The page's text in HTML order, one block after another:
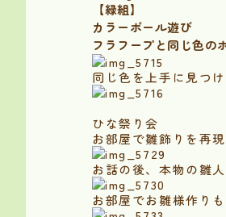
【緑組】
カラーボール遊び
フラフープと同じ色の
同じ色を上手に見つ
ひな祭り会
お部屋で雛飾りを再
お話の後、本物の雛
お部屋でお雛様作りも